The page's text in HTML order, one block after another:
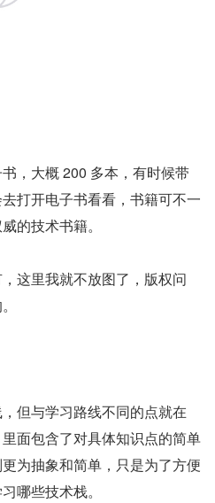
，大概 200 多本，有时候带
打开电子书看看，书籍可不一
的技术书籍。
这里我就不放图了，版权问
但与学习路线不同的点就在
面包含了对具体知识点的简单
为抽象和简单，只是为了方便
哪些技术栈。